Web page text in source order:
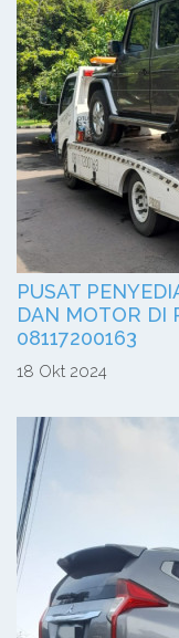
PUSAT
DAN MOTOR DI
08117200163
18 Okt 2024